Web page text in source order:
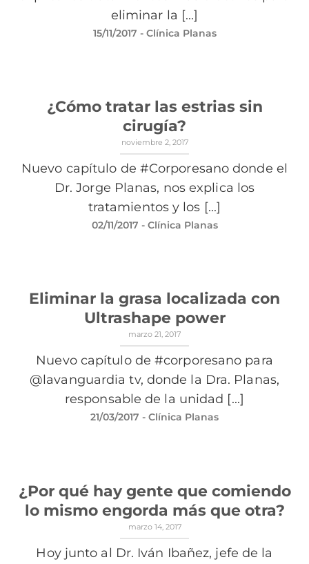
eliminar la [...]
15/11/2017 - Clínica Planas
¿Cómo tratar las estrias sin
cirugía?
noviembre 2, 2017
Nuevo capítulo de #Corporesano donde el
Dr. Jorge Planas, nos explica los
tratamientos y los [...]
02/11/2017 - Clínica Planas
Eliminar la grasa localizada con
Ultrashape power
marzo 21, 2017
Nuevo capítulo de #corporesano para
@lavanguardia tv, donde la Dra. Planas,
responsable de la unidad [...]
21/03/2017 - Clínica Planas
¿Por qué hay gente que comiendo
lo mismo engorda más que otra?
marzo 14, 2017
Hoy junto al Dr. Iván Ibañez, jefe de la